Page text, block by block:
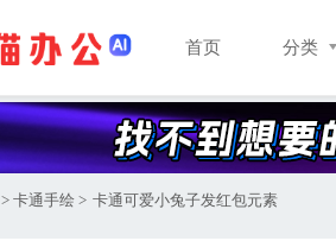
首页 分类
> 卡通手绘 > 卡通可爱小兔子发红包元素